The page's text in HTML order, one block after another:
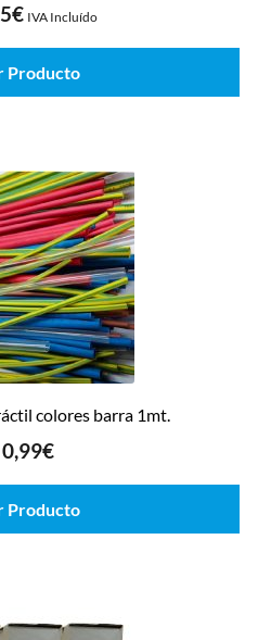
€ IVA Incluído
Producto
colores barra 1mt.
0,99€
Producto